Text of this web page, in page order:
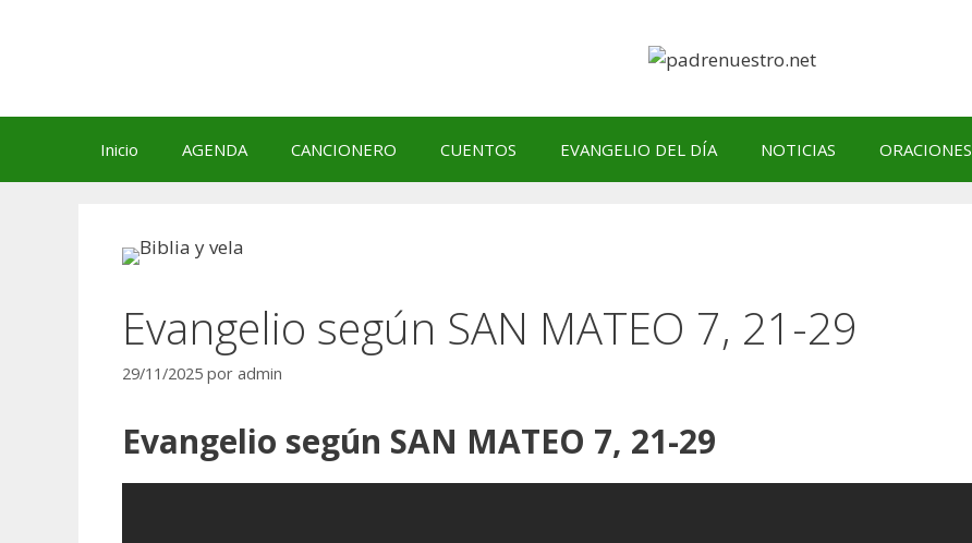
Inicio AGENDA CANCIONERO CUENTOS EVANGELIO DEL DÍA NOTICIAS ORACIONES
Evangelio según SAN MATEO 7, 21-29
29/11/2025 por admin
Evangelio según SAN MATEO 7, 21-29